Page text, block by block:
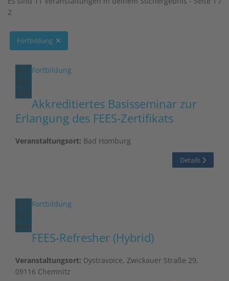
2
Fortbildung
25
Sep.
2026
Fortbildung
Akkreditiertes Basisseminar zur
Erlangung des FEES-Zertifikats
Veranstaltungsort: Bad Homburg
Details
25
Sep.
2026
Fortbildung
FEES-Refresher (Hybrid)
Veranstaltungsort: Dystravoice, Zwickauer Straße 29,
09116 Chemnitz